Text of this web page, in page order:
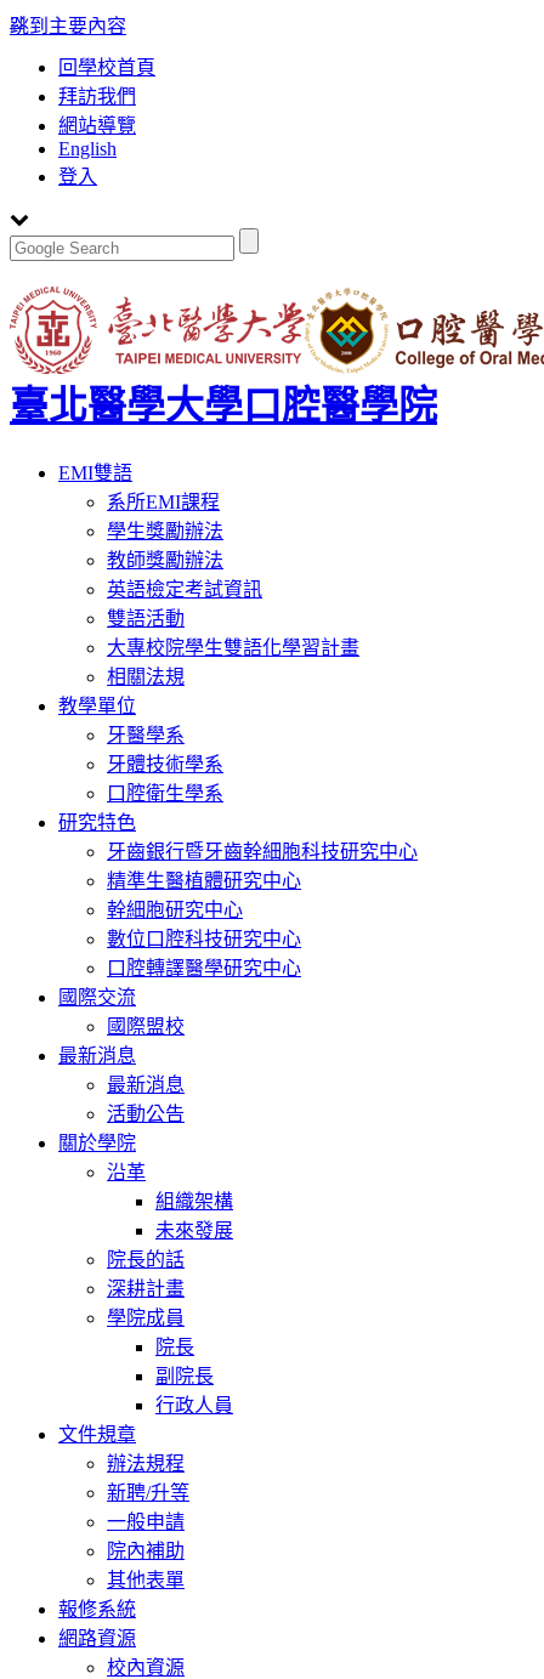
跳到主要內容
:::
回學校首頁
拜訪我們
網站導覽
English
登入
臺北醫學大學口腔醫學院
Toggle
navigation
EMI雙語
系所EMI課程
學生獎勵辦法
教師獎勵辦法
英語檢定考試資訊
雙語活動
大專校院學生雙語化學習計畫
相關法規
教學單位
牙醫學系
牙體技術學系
口腔衛生學系
研究特色
牙齒銀行暨牙齒幹細胞科技研究中心
精準生醫植體研究中心
幹細胞研究中心
數位口腔科技研究中心
口腔轉譯醫學研究中心
國際交流
國際盟校
最新消息
最新消息
活動公告
關於學院
沿革
組織架構
未來發展
院長的話
深耕計畫
學院成員
院長
副院長
行政人員
文件規章
辦法規程
新聘/升等
一般申請
院內補助
其他表單
報修系統
網路資源
校內資源